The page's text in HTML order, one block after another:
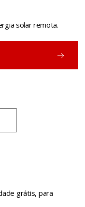
solar remota.
grátis, para